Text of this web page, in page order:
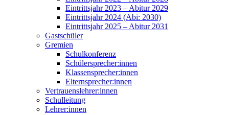
Eintrittsjahr 2023 – Abitur 2029
Eintrittsjahr 2024 (Abi: 2030)
Eintrittsjahr 2025 – Abitur 2031
Gastschüler
Gremien
Schulkonferenz
Schülersprecher:innen
Klassensprecher:innen
Elternsprecher:innen
Vertrauenslehrer:innen
Schulleitung
Lehrer:innen